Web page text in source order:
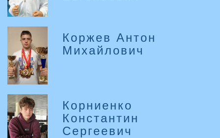
Коржев Антон
Михайлович
Корниенко
Константин
Сергеевич